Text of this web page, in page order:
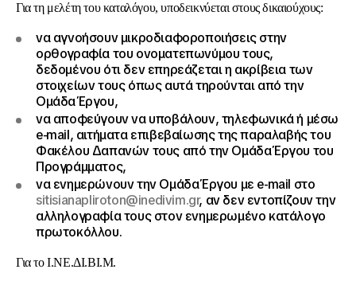
Για τη μελέτη του καταλόγου, υποδεικνύεται στους δικαιούχους:
να αγνοήσουν μικροδιαφοροποιήσεις στην
ορθογραφία του ονοματεπωνύμου τους,
δεδομένου ότι δεν επηρεάζεται η ακρίβεια των
στοιχείων τους όπως αυτά τηρούνται από την
Ομάδα Έργου,
να αποφεύγουν να υποβάλουν, τηλεφωνικά ή μέσω
e-mail, αιτήματα επιβεβαίωσης της παραλαβής του
Φακέλου Δαπανών τους από την Ομάδα Έργου του
Προγράμματος,
να ενημερώνουν την Ομάδα Έργου με e-mail στο
sitisianapliroton@inedivim.gr, αν δεν εντοπίζουν την
αλληλογραφία τους στον ενημερωμένο κατάλογο
πρωτοκόλλου.
Για το Ι.ΝΕ.ΔΙ.ΒΙ.Μ.